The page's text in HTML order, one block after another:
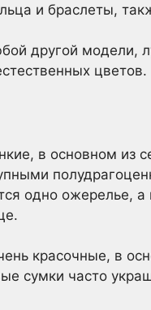
и браслеты,
другой модели,
цветов.
в основном из
одно ожерелье,
красочные, в
сумки часто